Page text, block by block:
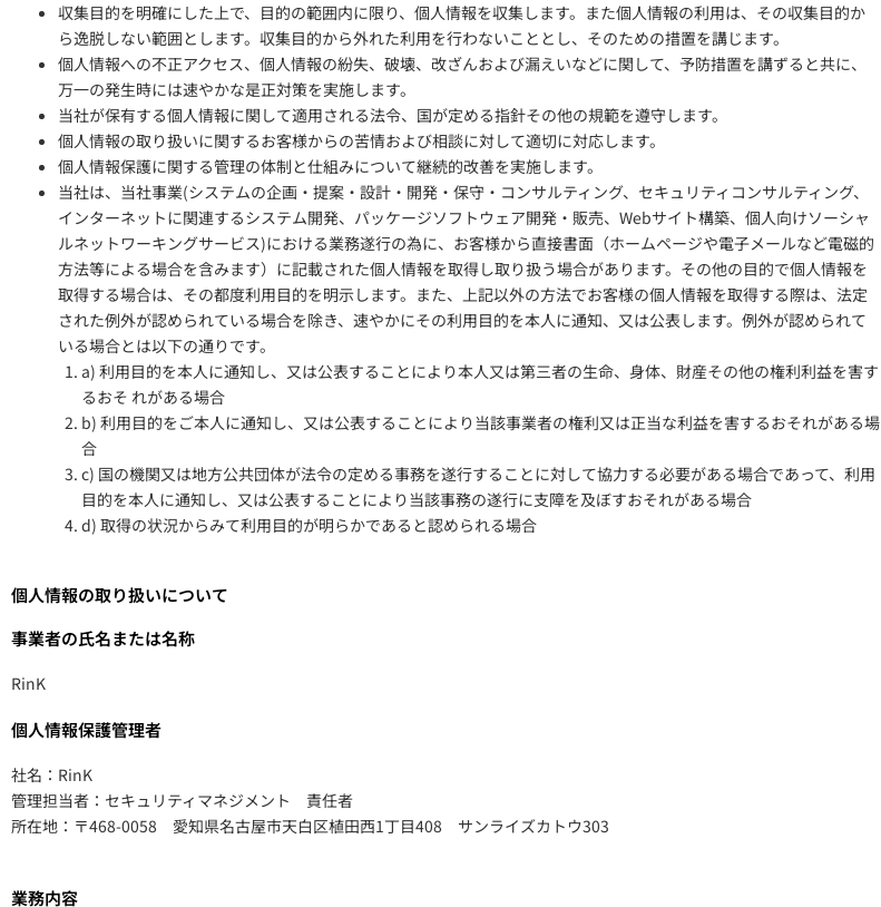
収集目的を明確にした上で、目的の範囲内に限り、個人情報を収集します。また個人情報の利用は、その収集目的か
ら逸脱しない範囲とします。収集目的から外れた利用を行わないこととし、そのための措置を講じます。
個人情報への不正アクセス、個人情報の紛失、破壊、改ざんおよび漏えいなどに関して、予防措置を講ずると共に、
万一の発生時には速やかな是正対策を実施します。
当社が保有する個人情報に関して適用される法令、国が定める指針その他の規範を遵守します。
個人情報の取り扱いに関するお客様からの苦情および相談に対して適切に対応します。
個人情報保護に関する管理の体制と仕組みについて継続的改善を実施します。
当社は、当社事業(システムの企画・提案・設計・開発・保守・コンサルティング、セキュリティコンサルティング、
インターネットに関連するシステム開発、パッケージソフトウェア開発・販売、Webサイト構築、個人向けソーシャ
ルネットワーキングサービス)における業務遂行の為に、お客様から直接書面（ホームページや電子メールなど電磁的
方法等による場合を含みます）に記載された個人情報を取得し取り扱う場合があります。その他の目的で個人情報を
取得する場合は、その都度利用目的を明示します。また、上記以外の方法でお客様の個人情報を取得する際は、法定
された例外が認められている場合を除き、速やかにその利用目的を本人に通知、又は公表します。例外が認められて
いる場合とは以下の通りです。
a) 利用目的を本人に通知し、又は公表することにより本人又は第三者の生命、身体、財産その他の権利利益を害す
るおそ れがある場合
b) 利用目的をご本人に通知し、又は公表することにより当該事業者の権利又は正当な利益を害するおそれがある場
合
c) 国の機関又は地方公共団体が法令の定める事務を遂行することに対して協力する必要がある場合であって、利用
目的を本人に通知し、又は公表することにより当該事務の遂行に支障を及ぼすおそれがある場合
d) 取得の状況からみて利用目的が明らかであると認められる場合
個人情報の取り扱いについて
事業者の氏名または名称
RinK
個人情報保護管理者
社名：RinK
管理担当者：セキュリティマネジメント 責任者
所在地：〒468-0058 愛知県名古屋市天白区植田西1丁目408 サンライズカトウ303
業務内容